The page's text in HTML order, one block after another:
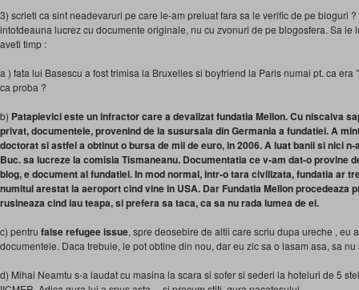
3) scrieti ca sint neadevaruri pe care le-am preluat fara sa le verific de pe bloguri
intotdeauna lucrez cu documente originale, nu cu zvonuri de pe blogosfera. Sa le
aveti timp :
a ) fata lui Basescu a fost trimisa la Bruxelles si boyfriend la Paris numai pt. ca era
ca proba ?
b) Patapievici este un infractor care a devalizat fundatia Mellon. Cu niscaiva
privat, documentele, provenind de la susursala din Germania a fundatiei. A
doctorat si astfel a obtinut o bursa de mii de euro, in 2006. A luat banii si nici
Buc. sa lucreze la comisia Tismaneanu. Documentatia ce v-am dat-o provine
blog, e document al fundatiei. In mod normal, intr-o tara civilizata, fundatia ar
numitul arestat la aeroport cind vine in USA. Dar Fundatia Mellon procedeaza
rusineaza cind iau teapa, si prefera sa taca, ca sa nu rada lumea de ei.
c) pentru false refugee issue, spre deosebire de altii care scriu dupa ureche , eu
documentele. Daca trebuie, le pot obtine din nou, dar eu zic sa o lasam asa, sa
d) Mihai Neamtu s-a laudat cu masina la scara si sofer si sederi la hoteluri de 5